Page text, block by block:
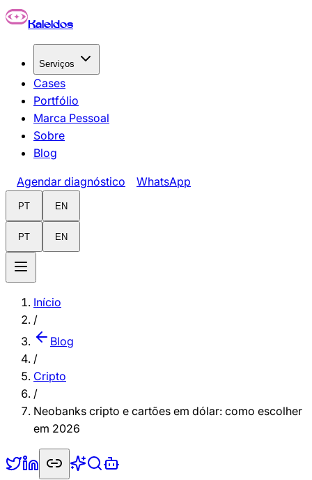
Pular para o conteúdo principal
Kaleidos
Serviços
Cases
Portfólio
Marca Pessoal
Sobre
Blog
Agendar diagnóstico WhatsApp
PT EN
PT EN
Início
/
Blog
/
Cripto
/
Neobanks cripto e cartões em dólar: como escolher
em 2026